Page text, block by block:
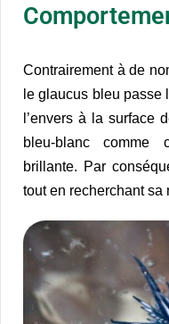
Contrairement à de
le glaucus bleu passe
l’envers à la surface
bleu-blanc comme
brillante. Par
tout en recherchant sa